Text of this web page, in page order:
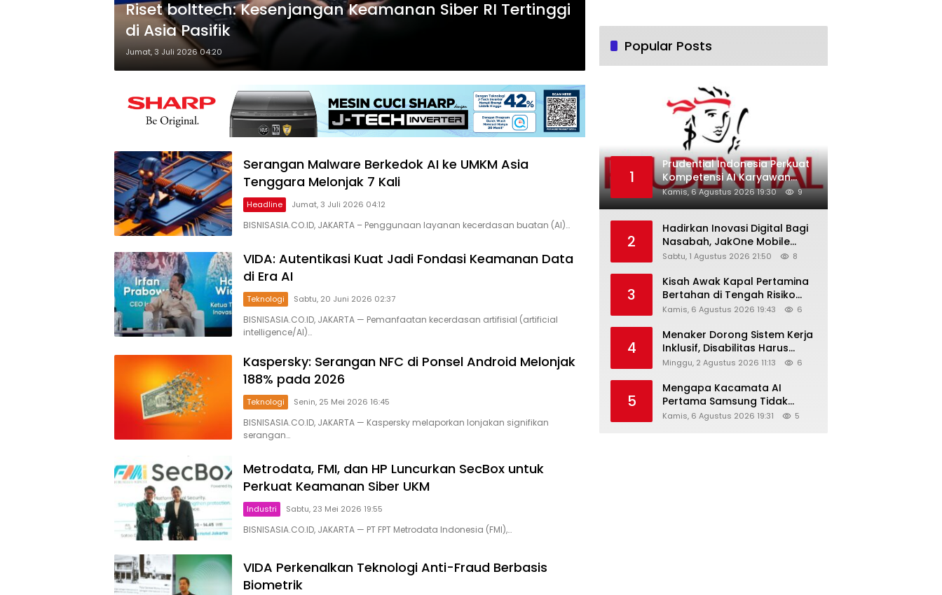
Riset bolttech: Kesenjangan Keamanan Siber RI Tertinggi
di Asia Pasifik
Jumat, 3 Juli 2026 04:20
Serangan Malware Berkedok AI ke UMKM Asia
Tenggara Melonjak 7 Kali
Headline Jumat, 3 Juli 2026 04:12
BISNISASIA.CO.ID, JAKARTA – Penggunaan layanan kecerdasan buatan (AI)…
VIDA: Autentikasi Kuat Jadi Fondasi Keamanan Data
di Era AI
Teknologi Sabtu, 20 Juni 2026 02:37
BISNISASIA.CO.ID, JAKARTA — Pemanfaatan kecerdasan artifisial (artificial
intelligence/AI)…
Kaspersky: Serangan NFC di Ponsel Android Melonjak
188% pada 2026
Teknologi Senin, 25 Mei 2026 16:45
BISNISASIA.CO.ID, JAKARTA — Kaspersky melaporkan lonjakan signifikan
serangan…
Metrodata, FMI, dan HP Luncurkan SecBox untuk
Perkuat Keamanan Siber UKM
Industri Sabtu, 23 Mei 2026 19:55
BISNISASIA.CO.ID, JAKARTA — PT FPT Metrodata Indonesia (FMI),…
VIDA Perkenalkan Teknologi Anti-Fraud Berbasis
Biometrik
Popular Posts
1
Prudential Indonesia Perkuat
Kompetensi AI Karyawan
Lewat AI Week
Kamis, 6 Agustus 2026 19:30 9
2
Hadirkan Inovasi Digital Bagi
Nasabah, JakOne Mobile
Antar Bank Jakarta Sukses
Awards 2026
Sabtu, 1 Agustus 2026 21:50 8
3
Kisah Awak Kapal Pertamina
Bertahan di Tengah Risiko
Pelayaran Selat Hormuz
Kamis, 6 Agustus 2026 19:43 6
4
Menaker Dorong Sistem Kerja
Inklusif, Disabilitas Harus
Dapat Kesempatan Setara
Minggu, 2 Agustus 2026 11:13 6
5
Mengapa Kacamata AI
Pertama Samsung Tidak
Dibekali Layar?
Kamis, 6 Agustus 2026 19:31 5